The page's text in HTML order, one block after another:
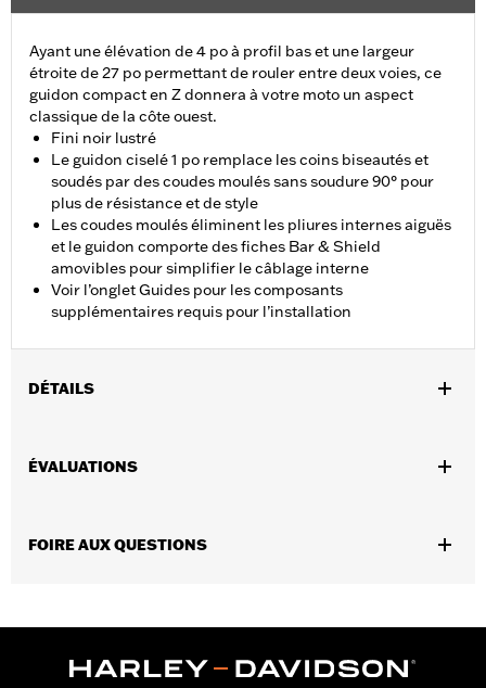
Ayant une élévation de 4 po à profil bas et une largeur
étroite de 27 po permettant de rouler entre deux voies, ce
guidon compact en Z donnera à votre moto un aspect
classique de la côte ouest.
Fini noir lustré
Le guidon ciselé 1 po remplace les coins biseautés et
soudés par des coudes moulés sans soudure 90° pour
plus de résistance et de style
Les coudes moulés éliminent les pliures internes aiguës
et le guidon comporte des fiches Bar & Shield
amovibles pour simplifier le câblage interne
Voir l’onglet Guides pour les composants
supplémentaires requis pour l’installation
DÉTAILS
XL1200L, XL1200N, XL1200NS, XL1200T, XL1200V, XL1200X,
Instructions d’installation
Largeur de base:9.75
Entraxe des sections moletées:3.0
ÉVALUATIONS
FOIRE AUX QUESTIONS